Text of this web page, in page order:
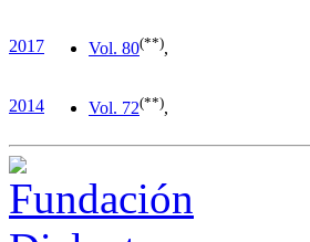
2017 Vol. 80(**),
2014 Vol. 72(**),